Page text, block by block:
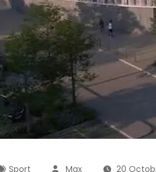
Sport Max 20